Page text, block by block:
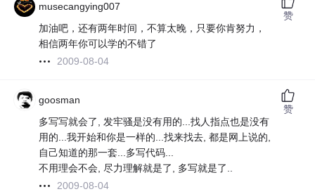
musecangying007
加油吧，还有两年时间，不算太晚，只要你肯努力，
相信两年你可以学的不错了
2009-08-04
赞
goosman
多写写就会了, 发牢骚是没有用的...找人指点也是没有
用的...我开始和你是一样的...找来找去, 都是网上说的,
自己知道的那一套...多写代码...
不用理会不会, 尽力理解就是了, 多写就是了..
2009-08-04
赞